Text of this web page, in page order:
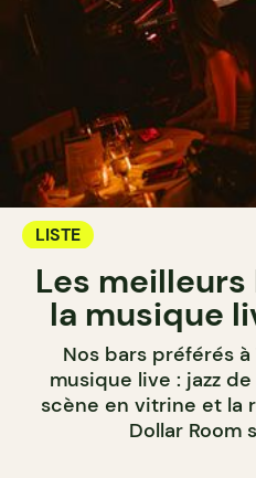
LISTE
Les
la musique
Nos bars préférés
musique live : jazz
scène en vitrine et la
Dollar Room